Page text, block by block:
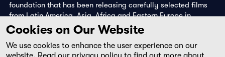
foundation that has been releasing carefully selected films
from Latin America, Asia, Africa and Eastern Europe in
cinemas since 1988 and operates its own DVD edition and the
streaming platform filmingo.
Cookies on Our Website
We use cookies to enhance the user experience on our